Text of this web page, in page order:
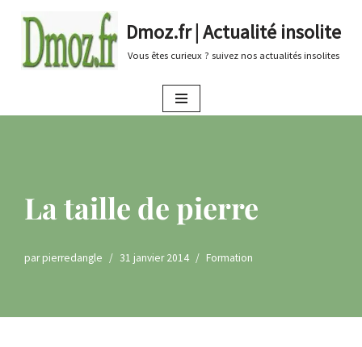
au
Dmoz.fr | Actualité insolite
Vous êtes curieux ? suivez nos actualités insolites
La taille de pierre
parpierredangle 31 janvier 2014 Formation